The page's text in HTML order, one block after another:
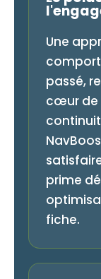
Une
passé,
cœur de
prime
fiche.